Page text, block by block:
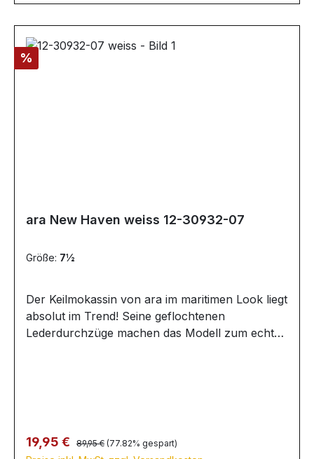
Rabatt
%
ara New Haven weiss 12-30932-07
Größe: 7½
Der Keilmokassin von ara im maritimen Look liegt
absolut im Trend! Seine geflochtenen
Lederdurchzüge machen das Modell zum echten
Verkaufspreis:
19,95 € Regulärer Preis:
89,95 € (77.82% gespart)